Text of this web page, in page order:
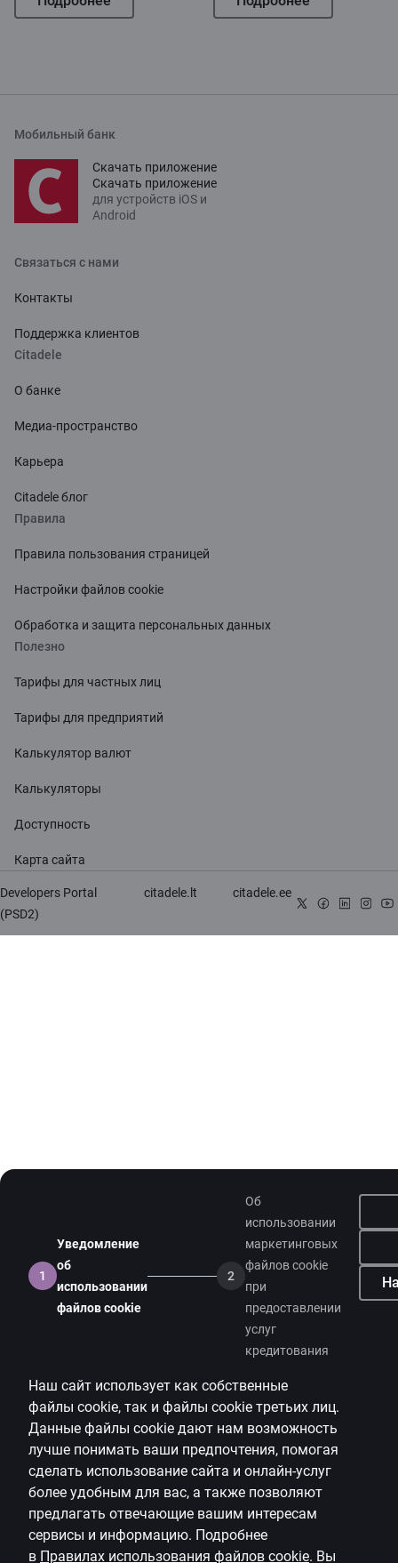
1
Уведомление
об
использовании
файлов cookie
2
Об
использовании
маркетинговых
файлов cookie
при
предоставлении
услуг
кредитования
Наш сайт использует как собственные
файлы cookie, так и файлы cookie третьих лиц.
Данные файлы cookie дают нам возможность
лучше понимать ваши предпочтения, помогая
сделать использование сайта и онлайн-услуг
более удобным для вас, а также позволяют
предлагать отвечающие вашим интересам
сервисы и информацию. Подробнее
в Правилах использования файлов cookie. Вы
Мобильный банк
Скачать приложение
Скачать приложение
для устройств iOS и
Android
Связаться с нами
Контакты
Поддержка клиентов
Citadele
О банке
Медиа-пространство
Карьера
Citadele блог
Правила
Правила пользования страницей
Настройки файлов cookie
Обработка и защита персональных данных
Полезно
Тарифы для частных лиц
Тарифы для предприятий
Калькулятор валют
Калькуляторы
Доступность
Карта сайта
Developers Portal
(PSD2)
citadele.lt citadele.ee